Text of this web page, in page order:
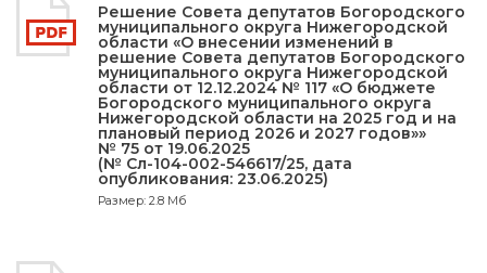
Решение Совета депутатов Богородского
муниципального округа Нижегородской
области «О внесении изменений в
решение Совета депутатов Богородского
муниципального округа Нижегородской
области от 12.12.2024 № 117 «О бюджете
Богородского муниципального округа
Нижегородской области на 2025 год и на
плановый период 2026 и 2027 годов»»
№ 75 от 19.06.2025
(№ Сл-104-002-546617/25, дата
опубликования: 23.06.2025)
Размер: 2.8 Мб